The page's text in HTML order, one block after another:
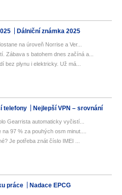
Dálniční známka 2025
na úroveň Norrise a Ver...
Zábava s batohem dnes začíná a...
bez plynu i elektricky. Už má...
telefony Nejlepší VPN – srovnání
Gearrista automaticky vyčistí...
97 % za pouhých osm minut....
Je potřeba znát číslo IMEI ...
práce Nadace EPCG